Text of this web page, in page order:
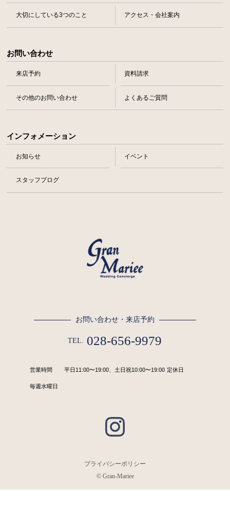
大切にしている3つのこと アクセス・会社案内
お問い合わせ
来店予約 資料請求
その他のお問い合わせ よくあるご質問
インフォメーション
お知らせ イベント
スタッフブログ
お問い合わせ・来店予約
TEL. 028-656-9979
営業時間 平日11:00〜19:00、土日祝10:00〜19:00 定休日
毎週水曜日
プライバシーポリシー
© Gran-Mariee